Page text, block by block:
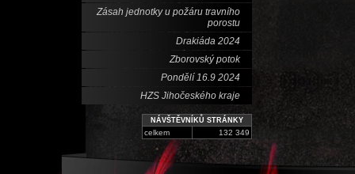
Zásah jednotky u požáru travního
porostu
Drakiáda 2024
Zborovský potok
Pondělí 16.9 2024
HZS Jihočeského kraje
NÁVŠTĚVNÍKŮ STRÁNKY
celkem 132 349